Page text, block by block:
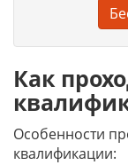
Как
Особенности
квалификации: